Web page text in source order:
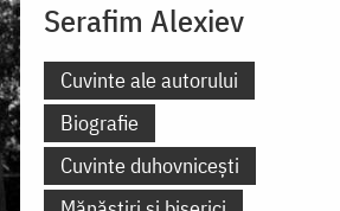
Serafim Alexiev
Cuvinte ale autorului
Biografie
Cuvinte duhovnicești